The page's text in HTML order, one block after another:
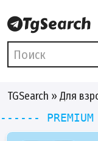
TGSearch » Для
------ PREMIUM